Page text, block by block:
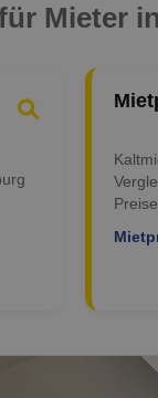
Mieter